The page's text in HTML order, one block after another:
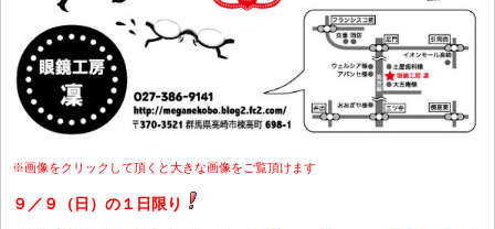
※画像をクリックして頂くと大きな画像をご覧頂けます
９／９（日）の１日限り